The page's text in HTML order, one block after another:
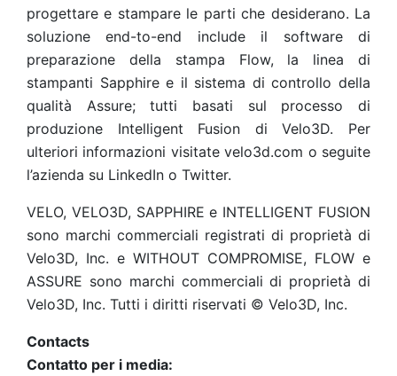
progettare e stampare le parti che desiderano. La
soluzione end-to-end include il software di
preparazione della stampa Flow, la linea di
stampanti Sapphire e il sistema di controllo della
qualità Assure; tutti basati sul processo di
produzione Intelligent Fusion di Velo3D. Per
ulteriori informazioni visitate velo3d.com o seguite
l’azienda su LinkedIn o Twitter.
VELO, VELO3D, SAPPHIRE e INTELLIGENT FUSION
sono marchi commerciali registrati di proprietà di
Velo3D, Inc. e WITHOUT COMPROMISE, FLOW e
ASSURE sono marchi commerciali di proprietà di
Velo3D, Inc. Tutti i diritti riservati © Velo3D, Inc.
Contacts
Contatto per i media: